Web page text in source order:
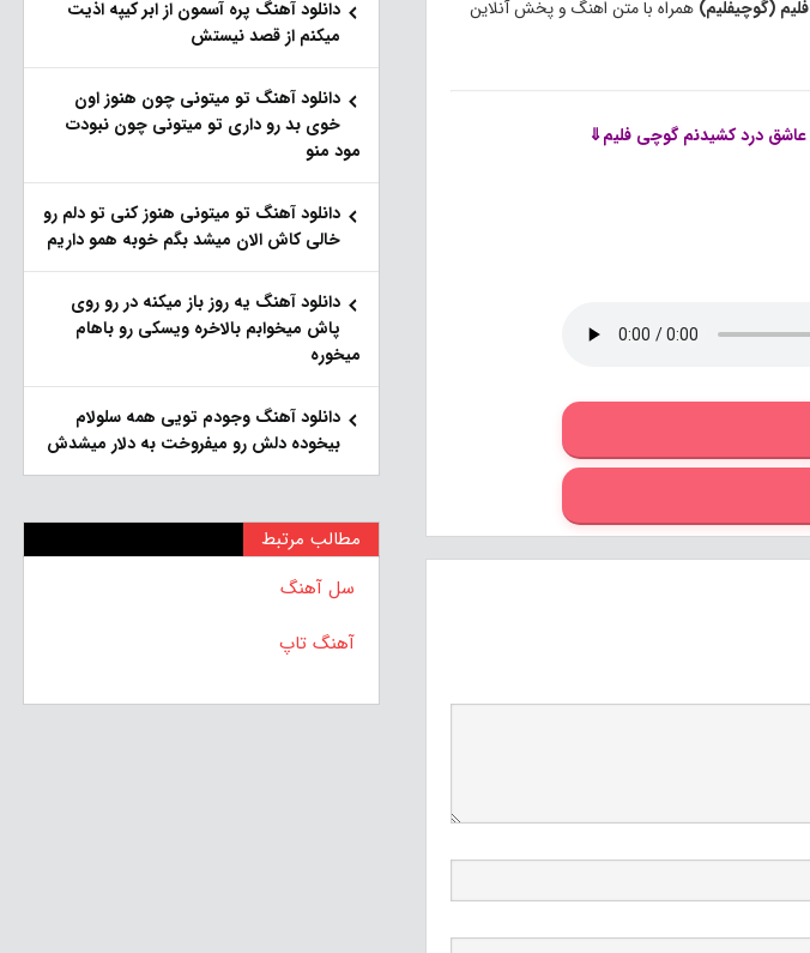
(گوچیفلیم)همراه با متن اهنگ و پخش آنلاین
درد کشیدنم گوچی فلیم⇓
دانلود آهنگ پره آسمون از ابر کیپه اذیت
میکنم از قصد نیستش
دانلود آهنگ تو میتونی چون هنوز اون
خوی بد رو داری تو میتونی چون نبودت
مود منو
دانلود آهنگ تو میتونی هنوز کنی تو دلم رو
خالی کاش الان میشد بگم خوبه همو داریم
دانلود آهنگ یه روز باز‌ میکنه در رو روی
پاش میخوابم بالاخره ویسکی رو باهام
میخوره
دانلود آهنگ وجودم تویی همه سلولام
بیخوده دلش رو میفروخت به دلار میشدش
مطالب مرتبط
سل آهنگ
آهنگ تاپ